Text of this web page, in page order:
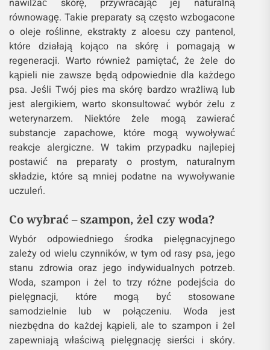
nawilżać skórę, przywracając jej naturalną
równowagę. Takie preparaty są często wzbogacone
o oleje roślinne, ekstrakty z aloesu czy pantenol,
które działają kojąco na skórę i pomagają w
regeneracji. Warto również pamiętać, że żele do
kąpieli nie zawsze będą odpowiednie dla każdego
psa. Jeśli Twój pies ma skórę bardzo wrażliwą lub
jest alergikiem, warto skonsultować wybór żelu z
weterynarzem. Niektóre żele mogą zawierać
substancje zapachowe, które mogą wywoływać
reakcje alergiczne. W takim przypadku najlepiej
postawić na preparaty o prostym, naturalnym
składzie, które są mniej podatne na wywoływanie
uczuleń.
Co wybrać – szampon, żel czy woda?
Wybór odpowiedniego środka pielęgnacyjnego
zależy od wielu czynników, w tym od rasy psa, jego
stanu zdrowia oraz jego indywidualnych potrzeb.
Woda, szampon i żel to trzy różne podejścia do
pielęgnacji, które mogą być stosowane
samodzielnie lub w połączeniu. Woda jest
niezbędna do każdej kąpieli, ale to szampon i żel
zapewniają właściwą pielęgnację sierści i skóry.